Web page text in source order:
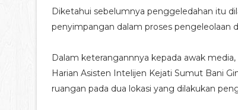
Diketahui sebelumnya penggeledahan itu
penyimpangan dalam proses pengeleolaan
Dalam keterangannnya kepada awak
Harian Asisten Intelijen Kejati Sumut Bani
ruangan pada dua lokasi yang dilakukan